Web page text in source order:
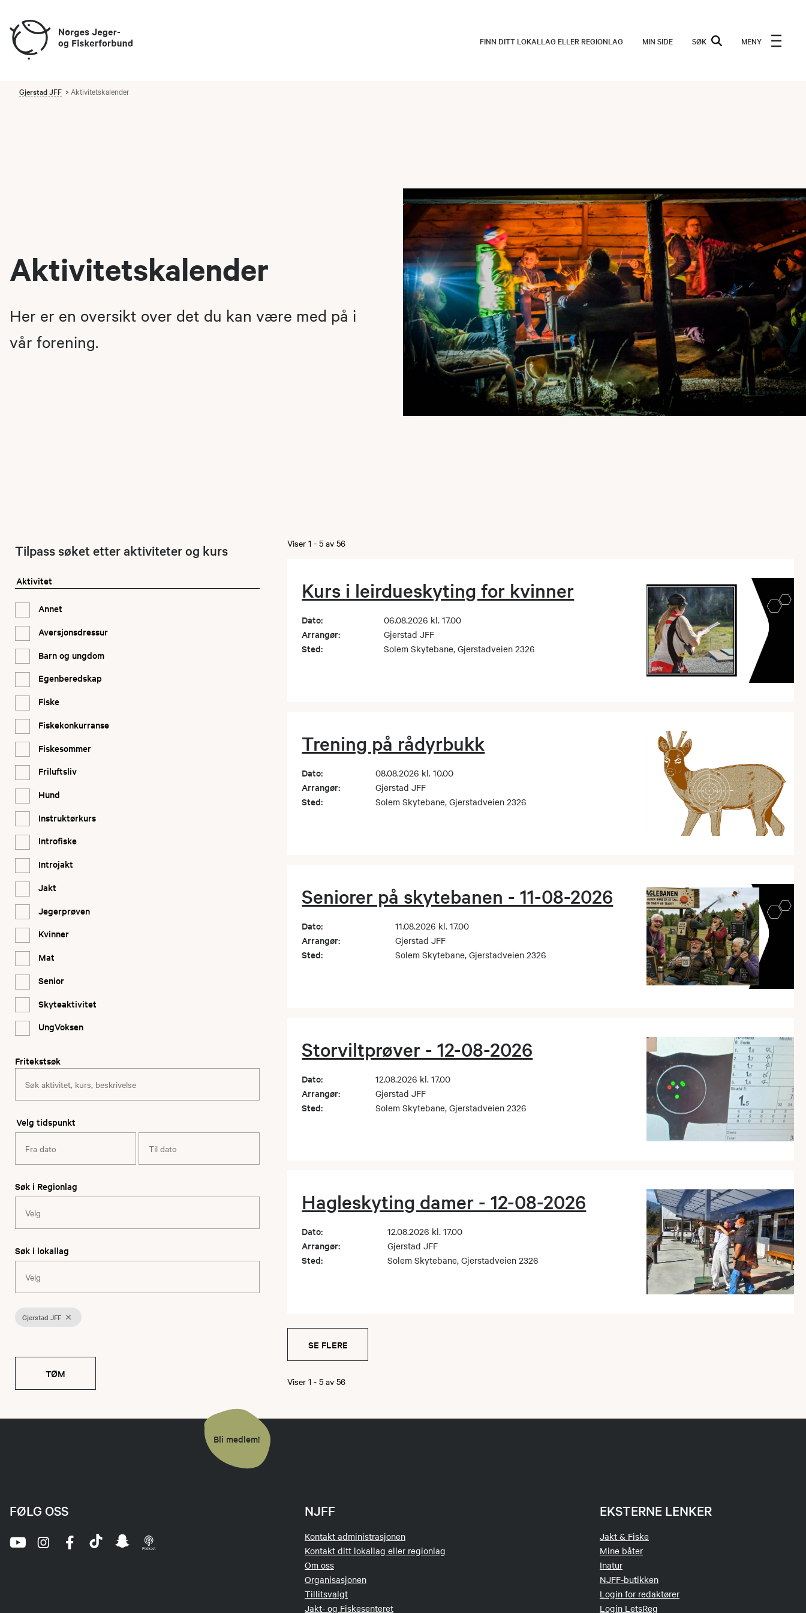
FINN DITT LOKALLAG ELLER REGIONLAG MIN SIDE SØK MENY
Gjerstad JFF Aktivitetskalender
Aktivitetskalender
Her er en oversikt over det du kan være med på i
vår forening.
Tilpass søket etter aktiviteter og kurs
Aktivitet
Annet
Aversjonsdressur
Barn og ungdom
Egenberedskap
Fiske
Fiskekonkurranse
Fiskesommer
Friluftsliv
Hund
Instruktørkurs
Introfiske
Introjakt
Jakt
Jegerprøven
Kvinner
Mat
Senior
Skyteaktivitet
UngVoksen
Fritekstsøk
Velg tidspunkt
Søk i Regionlag
Søk i lokallag
Gjerstad JFF
TØM
Viser1- 5av56
Kurs i leirdueskyting for kvinner
Dato: 06.08.2026 kl. 17.00
Arrangør: Gjerstad JFF
Sted: Solem Skytebane, Gjerstadveien 2326
Trening på rådyrbukk
Dato: 08.08.2026 kl. 10.00
Arrangør: Gjerstad JFF
Sted: Solem Skytebane, Gjerstadveien 2326
Seniorer på skytebanen - 11-08-2026
Dato: 11.08.2026 kl. 17.00
Arrangør: Gjerstad JFF
Sted: Solem Skytebane, Gjerstadveien 2326
Storviltprøver - 12-08-2026
Dato: 12.08.2026 kl. 17.00
Arrangør: Gjerstad JFF
Sted: Solem Skytebane, Gjerstadveien 2326
Hagleskyting damer - 12-08-2026
Dato: 12.08.2026 kl. 17.00
Arrangør: Gjerstad JFF
Sted: Solem Skytebane, Gjerstadveien 2326
SE FLERE
Viser1- 5av56
Bli medlem!
NJFF
Kontakt administrasjonen
Kontakt ditt lokallag eller regionlag
Om oss
Organisasjonen
Tillitsvalgt
Jakt- og Fiskesenteret
EKSTERNE LENKER
Jakt & Fiske
Mine båter
Inatur
NJFF-butikken
Login for redaktører
Login LetsReg
FØLG OSS